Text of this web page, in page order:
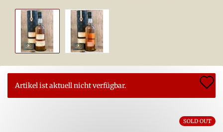
Artikel ist aktuell nicht verfügbar.
SOLD OUT